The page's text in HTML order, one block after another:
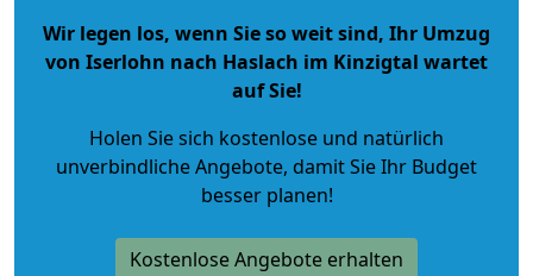
Wir legen los, wenn Sie so weit sind, Ihr Umzug
von Iserlohn nach Haslach im Kinzigtal wartet
auf Sie!
Holen Sie sich kostenlose und natürlich
unverbindliche Angebote, damit Sie Ihr Budget
besser planen!
Kostenlose Angebote erhalten